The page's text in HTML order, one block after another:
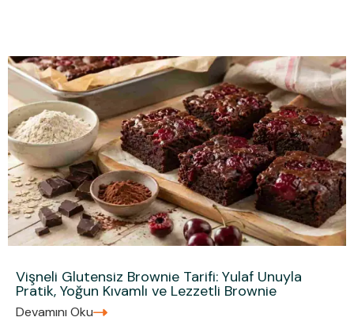
Vişneli Glutensiz Brownie Tarifi: Yulaf Unuyla
Pratik, Yoğun Kıvamlı ve Lezzetli Brownie
Devamını Oku